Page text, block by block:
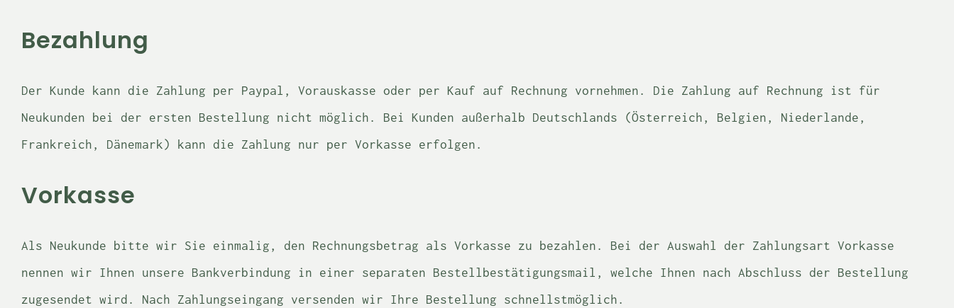
Bezahlung
Der Kunde kann die Zahlung per Paypal, Vorauskasse oder per Kauf auf Rechnung vornehmen. Die Zahlung auf Rechnung ist für
Neukunden bei der ersten Bestellung nicht möglich. Bei Kunden außerhalb Deutschlands (Österreich, Belgien, Niederlande,
Frankreich, Dänemark) kann die Zahlung nur per Vorkasse erfolgen.
Vorkasse
Als Neukunde bitte wir Sie einmalig, den Rechnungsbetrag als Vorkasse zu bezahlen. Bei der Auswahl der Zahlungsart Vorkasse
nennen wir Ihnen unsere Bankverbindung in einer separaten Bestellbestätigungsmail, welche Ihnen nach Abschluss der Bestellung
zugesendet wird. Nach Zahlungseingang versenden wir Ihre Bestellung schnellstmöglich.